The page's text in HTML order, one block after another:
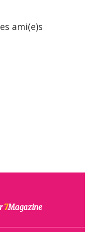
7Magazine